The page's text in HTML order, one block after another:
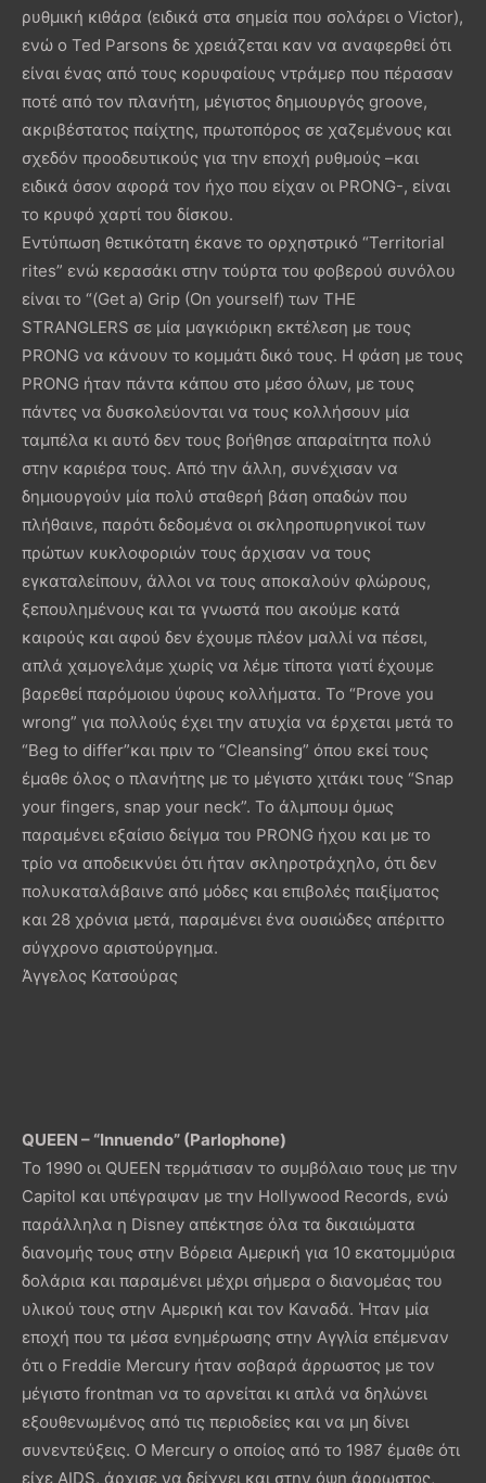
ρυθμική κιθάρα (ειδικά στα σημεία που σολάρει ο Victor),
ενώ ο Ted Parsons δε χρειάζεται καν να αναφερθεί ότι
είναι ένας από τους κορυφαίους ντράμερ που πέρασαν
ποτέ από τον πλανήτη, μέγιστος δημιουργός groove,
ακριβέστατος παίχτης, πρωτοπόρος σε χαζεμένους και
σχεδόν προοδευτικούς για την εποχή ρυθμούς –και
ειδικά όσον αφορά τον ήχο που είχαν οι PRONG-, είναι
το κρυφό χαρτί του δίσκου.
Εντύπωση θετικότατη έκανε το ορχηστρικό “Territorial
rites” ενώ κερασάκι στην τούρτα του φοβερού συνόλου
είναι το “(Get a) Grip (On yourself) των THE
STRANGLERS σε μία μαγκιόρικη εκτέλεση με τους
PRONG να κάνουν το κομμάτι δικό τους. Η φάση με τους
PRONG ήταν πάντα κάπου στο μέσο όλων, με τους
πάντες να δυσκολεύονται να τους κολλήσουν μία
ταμπέλα κι αυτό δεν τους βοήθησε απαραίτητα πολύ
στην καριέρα τους. Από την άλλη, συνέχισαν να
δημιουργούν μία πολύ σταθερή βάση οπαδών που
πλήθαινε, παρότι δεδομένα οι σκληροπυρηνικοί των
πρώτων κυκλοφοριών τους άρχισαν να τους
εγκαταλείπουν, άλλοι να τους αποκαλούν φλώρους,
ξεπουλημένους και τα γνωστά που ακούμε κατά
καιρούς και αφού δεν έχουμε πλέον μαλλί να πέσει,
απλά χαμογελάμε χωρίς να λέμε τίποτα γιατί έχουμε
βαρεθεί παρόμοιου ύφους κολλήματα. Το “Prove you
wrong” για πολλούς έχει την ατυχία να έρχεται μετά το
“Beg to differ”και πριν το “Cleansing” όπου εκεί τους
έμαθε όλος ο πλανήτης με το μέγιστο χιτάκι τους “Snap
your fingers, snap your neck”. Το άλμπουμ όμως
παραμένει εξαίσιο δείγμα του PRONG ήχου και με το
τρίο να αποδεικνύει ότι ήταν σκληροτράχηλο, ότι δεν
πολυκαταλάβαινε από μόδες και επιβολές παιξίματος
και 28 χρόνια μετά, παραμένει ένα ουσιώδες απέριττο
σύγχρονο αριστούργημα.
Άγγελος Κατσούρας
QUEEN – “Innuendo” (Parlophone)
To 1990 οι QUEEN τερμάτισαν το συμβόλαιο τους με την
Capitol και υπέγραψαν με την Hollywood Records, ενώ
παράλληλα η Disney απέκτησε όλα τα δικαιώματα
διανομής τους στην Βόρεια Αμερική για 10 εκατομμύρια
δολάρια και παραμένει μέχρι σήμερα ο διανομέας του
υλικού τους στην Αμερική και τον Καναδά. Ήταν μία
εποχή που τα μέσα ενημέρωσης στην Αγγλία επέμεναν
ότι ο Freddie Mercury ήταν σοβαρά άρρωστος με τον
μέγιστο frontman να το αρνείται κι απλά να δηλώνει
εξουθενωμένος από τις περιοδείες και να μη δίνει
συνεντεύξεις. Ο Mercury ο οποίος από το 1987 έμαθε ότι
είχε AIDS, άρχισε να δείχνει και στην όψη άρρωστος,